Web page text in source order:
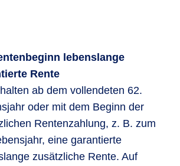
lebenslange
Rente
ab dem vollendeten 62.
oder mit dem Beginn der
Rentenzahlung, z. B. zum
eine garantierte
zusätzliche Rente. Auf